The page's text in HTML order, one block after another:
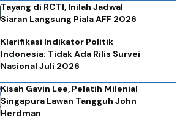
Tayang di RCTI, Inilah Jadwal
Siaran Langsung Piala AFF 2026
Klarifikasi Indikator Politik
Indonesia: Tidak Ada Rilis Survei
Nasional Juli 2026
Kisah Gavin Lee, Pelatih Milenial
Singapura Lawan Tangguh John
Herdman